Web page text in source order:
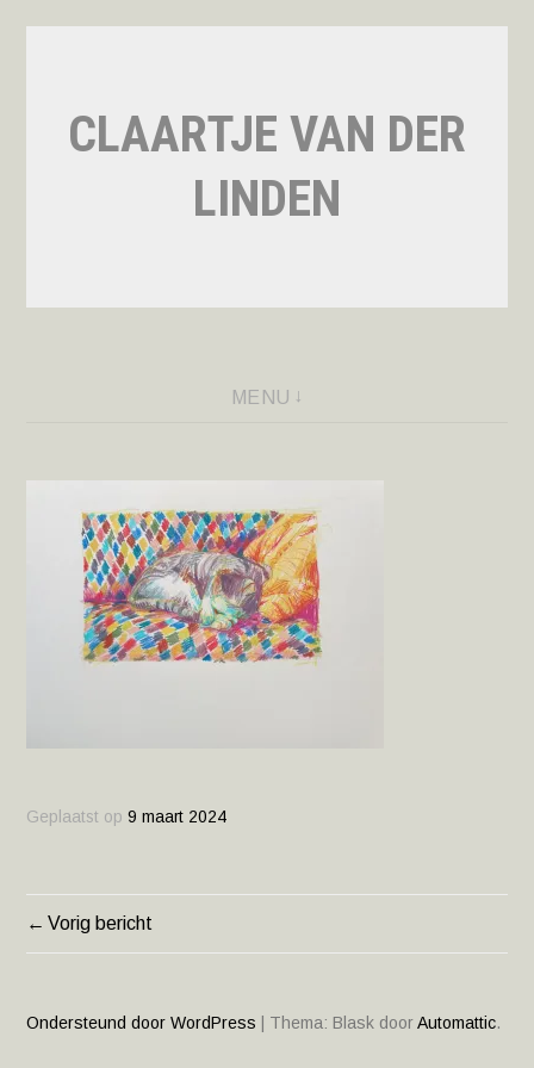
springenCLAARTJE VAN DER
LINDEN
MENU
Geplaatst op9 maart 2024
BERICHT
Vorig bericht
Ondersteund door WordPress Thema: Blask doorAutomattic.